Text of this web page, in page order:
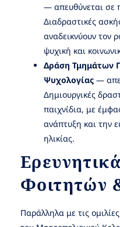
— απευθύνεται σε
Διαδραστικές
αναδεικνύουν τον
ψυχική και
Δράση Τμημάτων
Ψυχολογίας —
Δημιουργικές
παιχνίδια, με
ανάπτυξη και την
ηλικίας.
Φοιτητών
Παράλληλα με τις